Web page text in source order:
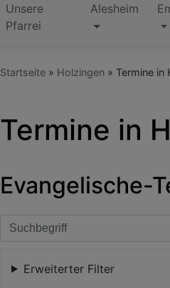
Hauptnavigation
Unsere
Pfarrei
Alesheim
Startseite Holzingen Termine in
Termine in
Evangelische-
Erweiterter Filter